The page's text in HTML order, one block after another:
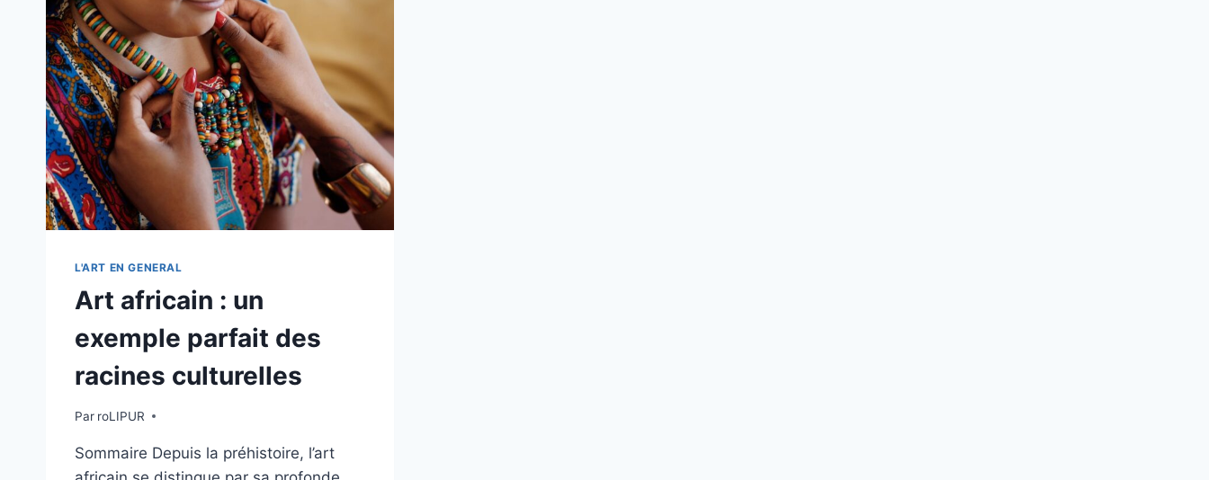
L'ART EN GENERAL
Art africain : un
exemple parfait des
racines culturelles
Par roLIPUR
Sommaire Depuis la préhistoire, l’art